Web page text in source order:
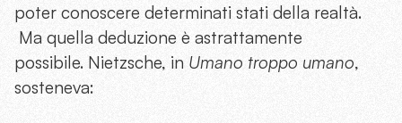
poter conoscere determinati stati della realtà.
Ma quella deduzione è astrattamente
possibile. Nietzsche, in Umano troppo umano,
sosteneva: